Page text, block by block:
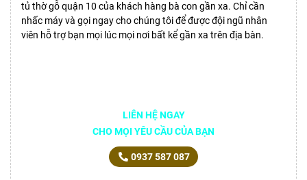
tủ thờ gỗ quận 10 của khách hàng bà con gần xa. Chỉ cần
nhấc máy và gọi ngay cho chúng tôi để được đội ngũ nhân
viên hỗ trợ bạn mọi lúc mọi nơi bất kể gần xa trên địa bàn.
LIÊN HỆ NGAY
CHO MỌI YÊU CẦU CỦA BẠN
0937 587 087